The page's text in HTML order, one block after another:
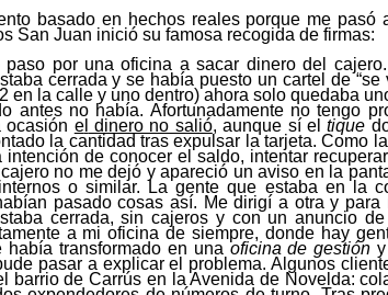
basado en hechos reales porque me pasó
San Juan inició su famosa recogida de firmas:
paso por una oficina a sacar dinero del cajero.
cerrada y se había puesto un cartel de “se
en la calle y uno dentro) ahora solo quedaba
antes no había. Afortunadamente no tengo
ocasión el dinero no salió, aunque sí eltique
la cantidad tras expulsar la tarjeta.Como
intención de conocer el saldo, intentar
no me dejó y apareció un aviso en la
o similar. La gente que estaba en la
pasado cosas así. Me dirigí a otra y para
cerrada, sin cajeros y con un anuncio de
a mi oficinade siempre, donde hay
había transformado en una oficinade gestión
pasar a explicar el problema. A lgunos
barrio de Carrús en la Avenida de Novelda: